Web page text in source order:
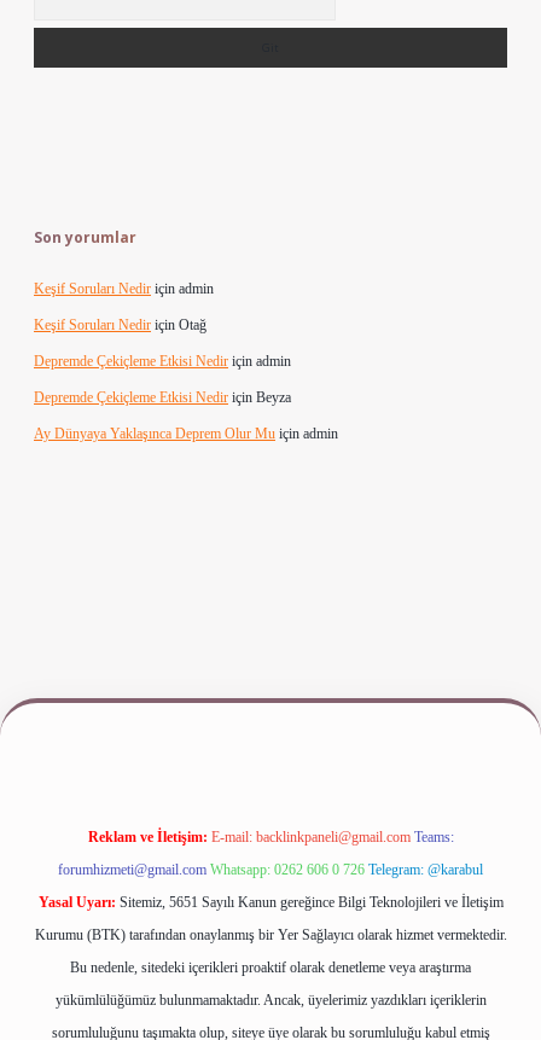
Son yorumlar
Keşif Soruları Nedir için admin
Keşif Soruları Nedir için Otağ
Depremde Çekiçleme Etkisi Nedir için admin
Depremde Çekiçleme Etkisi Nedir için Beyza
Ay Dünyaya Yaklaşınca Deprem Olur Mu için admin
www.betexper.xyz/
Reklam ve İletişim: E-mail: backlinkpaneli@gmail.com Teams:
forumhizmeti@gmail.com Whatsapp: 0262 606 0 726 Telegram: @karabul
Yasal Uyarı: Sitemiz, 5651 Sayılı Kanun gereğince Bilgi Teknolojileri ve İletişim
Kurumu (BTK) tarafından onaylanmış bir Yer Sağlayıcı olarak hizmet vermektedir.
Bu nedenle, sitedeki içerikleri proaktif olarak denetleme veya araştırma
yükümlülüğümüz bulunmamaktadır. Ancak, üyelerimiz yazdıkları içeriklerin
sorumluluğunu taşımakta olup, siteye üye olarak bu sorumluluğu kabul etmiş